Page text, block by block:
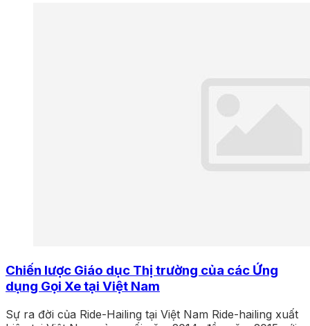
Chiến lược Giáo dục Thị trường của các Ứng
dụng Gọi Xe tại Việt Nam
Sự ra đời của Ride-Hailing tại Việt Nam Ride-hailing xuất